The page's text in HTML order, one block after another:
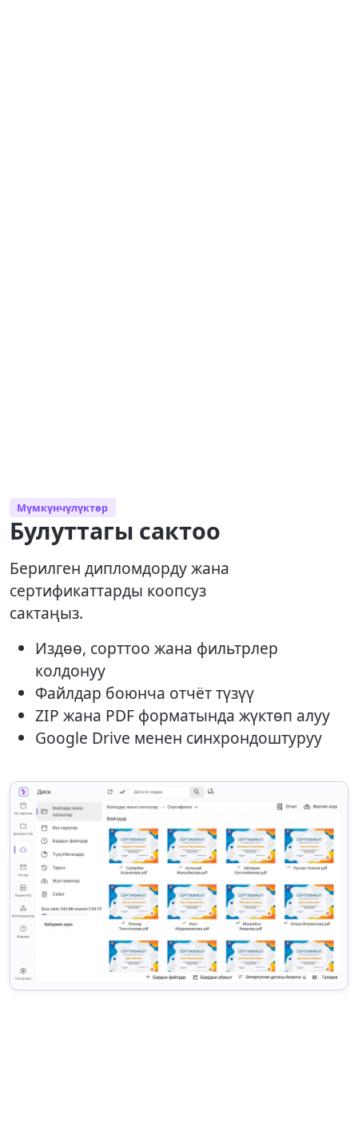
Мүмкүнчүлүктөр
Булуттагы сактоо
Берилген дипломдорду жана
сертификаттарды коопсуз
сактаңыз.
Издөө, сорттоо жана фильтрлер
колдонуу
Файлдар боюнча отчёт түзүү
ZIP жана PDF форматында жүктөп алуу
Google Drive менен синхрондоштуруу